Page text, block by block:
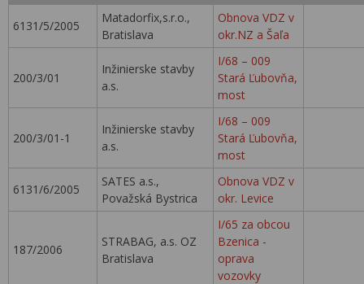
6131/5/2005
Matadorfix,s.r.o.,
Bratislava
Obnova VDZ v
okr.NZ a Šaľa
200/3/01
Inžinierske stavby
a.s.
I/68 – 009
Stará Ľubovňa,
most
200/3/01-1
Inžinierske stavby
a.s.
I/68 – 009
Stará Ľubovňa,
most
6131/6/2005
SATES a.s.,
Považská Bystrica
Obnova VDZ v
okr. Levice
187/2006
STRABAG, a.s. OZ
Bratislava
I/65 za obcou
Bzenica -
oprava
vozovky